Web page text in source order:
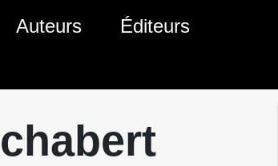
Auteurs Éditeurs